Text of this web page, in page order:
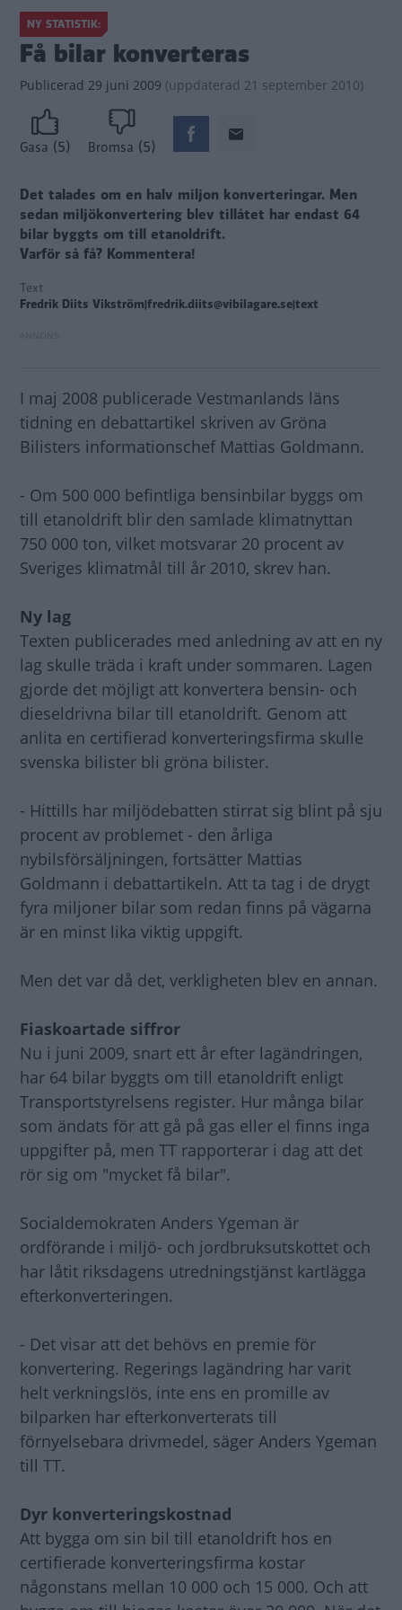
NY STATISTIK:
Få bilar konverteras
Publicerad 29 juni 2009 (uppdaterad 21 september 2010)
Gasa (5) Bromsa (5)
Det talades om en halv miljon konverteringar. Men
sedan miljökonvertering blev tillåtet har endast 64
bilar byggts om till etanoldrift.
Varför så få? Kommentera!
Text
Fredrik Diits Vikström|fredrik.diits@vibilagare.se|text
I maj 2008 publicerade Vestmanlands läns
tidning en debattartikel skriven av Gröna
Bilisters informationschef Mattias Goldmann.
- Om 500 000 befintliga bensinbilar byggs om
till etanoldrift blir den samlade klimatnyttan
750 000 ton, vilket motsvarar 20 procent av
Sveriges klimatmål till år 2010, skrev han.
Ny lag
Texten publicerades med anledning av att en ny
lag skulle träda i kraft under sommaren. Lagen
gjorde det möjligt att konvertera bensin- och
dieseldrivna bilar till etanoldrift. Genom att
anlita en certifierad konverteringsfirma skulle
svenska bilister bli gröna bilister.
- Hittills har miljödebatten stirrat sig blint på sju
procent av problemet - den årliga
nybilsförsäljningen, fortsätter Mattias
Goldmann i debattartikeln. Att ta tag i de drygt
fyra miljoner bilar som redan finns på vägarna
är en minst lika viktig uppgift.
Men det var då det, verkligheten blev en annan.
Fiaskoartade siffror
Nu i juni 2009, snart ett år efter lagändringen,
har 64 bilar byggts om till etanoldrift enligt
Transportstyrelsens register. Hur många bilar
som ändats för att gå på gas eller el finns inga
uppgifter på, men TT rapporterar i dag att det
rör sig om "mycket få bilar".
Socialdemokraten Anders Ygeman är
ordförande i miljö- och jordbruksutskottet och
har låtit riksdagens utredningstjänst kartlägga
efterkonverteringen.
- Det visar att det behövs en premie för
konvertering. Regerings lagändring har varit
helt verkningslös, inte ens en promille av
bilparken har efterkonverterats till
förnyelsebara drivmedel, säger Anders Ygeman
till TT.
Dyr konverteringskostnad
Att bygga om sin bil till etanoldrift hos en
certifierade konverteringsfirma kostar
någonstans mellan 10 000 och 15 000. Och att